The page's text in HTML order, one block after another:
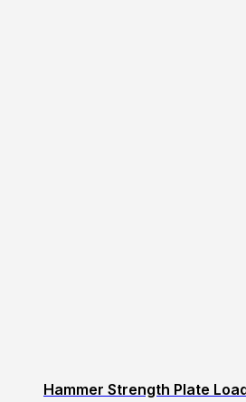
Hammer Strength Plate